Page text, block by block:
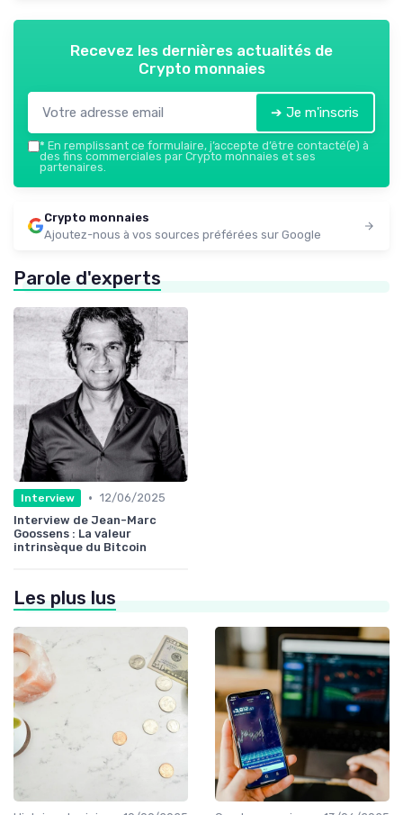
Recevez les dernières actualités de
Crypto monnaies
➔ Je m'inscris
* En remplissant ce formulaire, j’accepte d’être contacté(e) à
des fins commerciales par Crypto monnaies et ses
partenaires.
Crypto monnaies
Ajoutez-nous à vos sources préférées sur Google
Parole d'experts
Interview • 12/06/2025
Interview de Jean-Marc
Goossens : La valeur
intrinsèque du Bitcoin
Les plus lus